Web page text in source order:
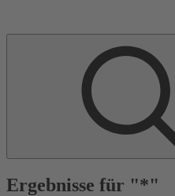
Ergebnisse für "*"